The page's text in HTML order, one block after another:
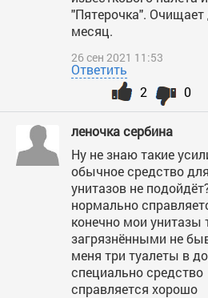
"Пятерочка". Очищает
месяц.
26 сен 2021 11:53
Ответить
0
2
леночка сербина
Ну не знаю такие
обычное средство
унитазов не
нормально
конечно мои унитазы
загрязнёнными не
меня три туалеты в
специально средство
справляется хорошо